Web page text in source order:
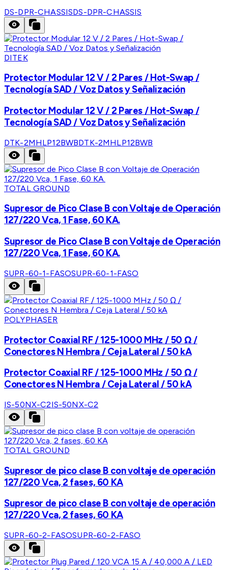
DS-DPR-CHASSISDS-DPR-CHASSIS
DITEK
Protector Modular 12 V / 2 Pares / Hot-Swap /
Tecnología SAD / Voz Datos y Señalización
Protector Modular 12 V / 2 Pares / Hot-Swap /
Tecnología SAD / Voz Datos y Señalización
DTK-2MHLP12BWBDTK-2MHLP12BWB
TOTAL GROUND
Supresor de Pico Clase B con Voltaje de Operación
127/220 Vca, 1 Fase, 60 KA.
Supresor de Pico Clase B con Voltaje de Operación
127/220 Vca, 1 Fase, 60 KA.
SUPR-60-1-FASOSUPR-60-1-FASO
POLYPHASER
Protector Coaxial RF / 125-1000 MHz / 50 Ω /
Conectores N Hembra / Ceja Lateral / 50 kA
Protector Coaxial RF / 125-1000 MHz / 50 Ω /
Conectores N Hembra / Ceja Lateral / 50 kA
IS-50NX-C2IS-50NX-C2
TOTAL GROUND
Supresor de pico clase B con voltaje de operación
127/220 Vca, 2 fases, 60 KA
Supresor de pico clase B con voltaje de operación
127/220 Vca, 2 fases, 60 KA
SUPR-60-2-FASOSUPR-60-2-FASO